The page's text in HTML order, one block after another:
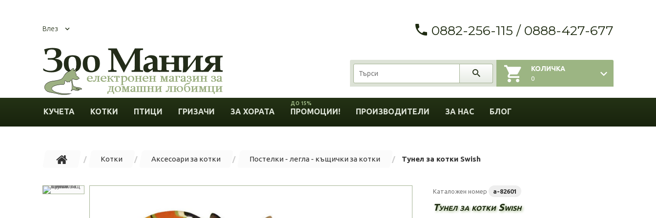
Влез 0882-256-115 / 0888-427-677
КОЛИЧКА
0
КУЧЕТА КОТКИ ПТИЦИ ГРИЗАЧИ ЗА ХОРАТА ПРОМОЦИИ!
ДО 15%
ПРОИЗВОДИТЕЛИ ЗА НАС БЛОГ
Котки Аксесоари за котки Постелки - легла - къщички за котки Тунел за котки Swish
Каталожен номер a-82601
Тунел за котки Swish